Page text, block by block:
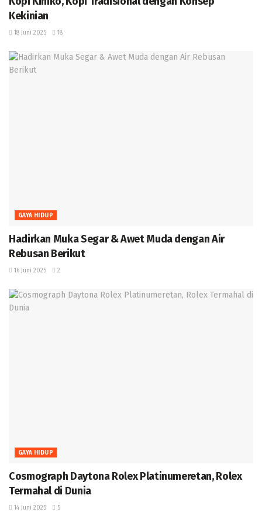
Kekinian
18 Juni 2025 18
GAYA HIDUP
Hadirkan Muka Segar & Awet Muda dengan Air
Rebusan Berikut
16 Juni 2025 2
GAYA HIDUP
Cosmograph Daytona Rolex Platinumeretan, Rolex
Termahal di Dunia ‎
14 Juni 2025 5